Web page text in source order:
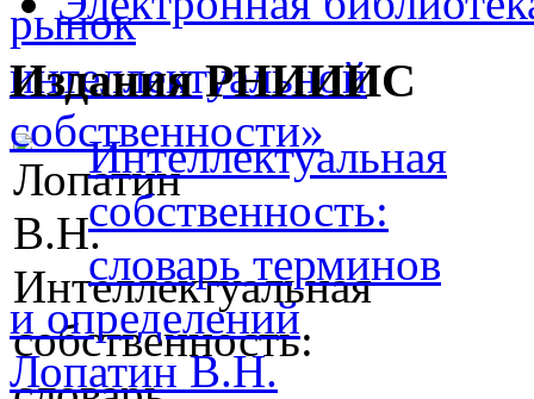
Издания РНИИИС
Интеллектуальная
собственность:
словарь терминов
и определений
Лопатин В.Н.